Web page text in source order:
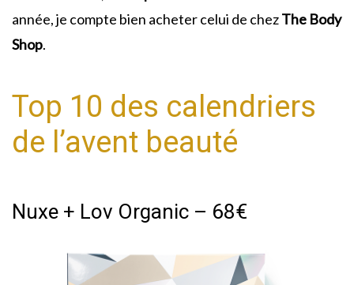
année, je compte bien acheter celui de chezThe Body
Shop
Top 10 des calendriers
de l’avent beauté
Nuxe + Lov Organic – 68€